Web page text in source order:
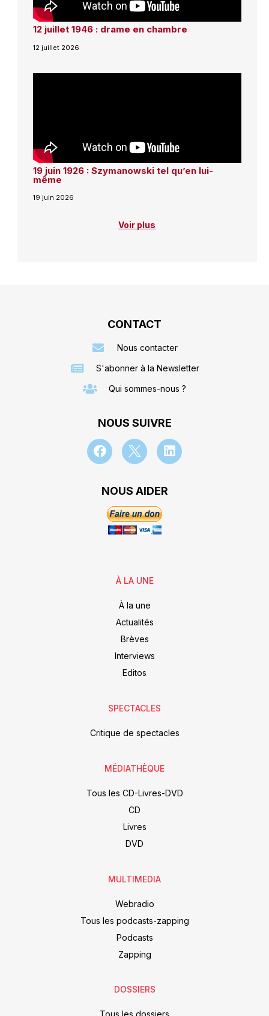
12 juillet 1946 : drame en chambre
12 juillet 2026
19 juin 1926 : Szymanowski tel qu’en lui-
même
19 juin 2026
Voir plus
CONTACT
Nous contacter
S'abonner à la Newsletter
Qui sommes-nous ?
NOUS SUIVRE
NOUS AIDER
À LA UNE
À la une
Actualités
Brèves
Interviews
Editos
SPECTACLES
Critique de spectacles
MÉDIATHÈQUE
Tous les CD-Livres-DVD
CD
Livres
DVD
MULTIMEDIA
Webradio
Tous les podcasts-zapping
Podcasts
Zapping
DOSSIERS